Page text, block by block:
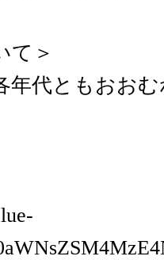
て＞
年代ともおお